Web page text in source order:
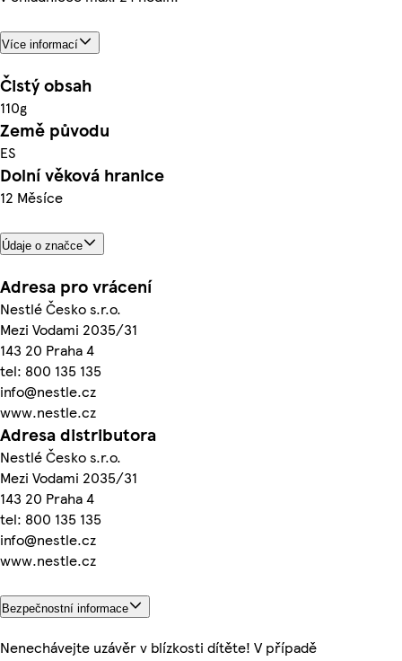
Více informací
Čistý obsah
110g
Země původu
ES
Dolní věková hranice
12 Měsíce
Údaje o značce
Adresa pro vrácení
Nestlé Česko s.r.o.
Mezi Vodami 2035/31
143 20 Praha 4
tel: 800 135 135
info@nestle.cz
www.nestle.cz
Adresa distributora
Nestlé Česko s.r.o.
Mezi Vodami 2035/31
143 20 Praha 4
tel: 800 135 135
info@nestle.cz
www.nestle.cz
Bezpečnostní informace
Nenechávejte uzávěr v blízkosti dítěte! V případě